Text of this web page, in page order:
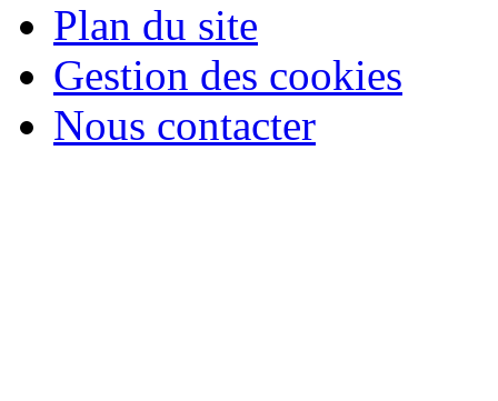
Plan du site
Gestion des cookies
Nous contacter